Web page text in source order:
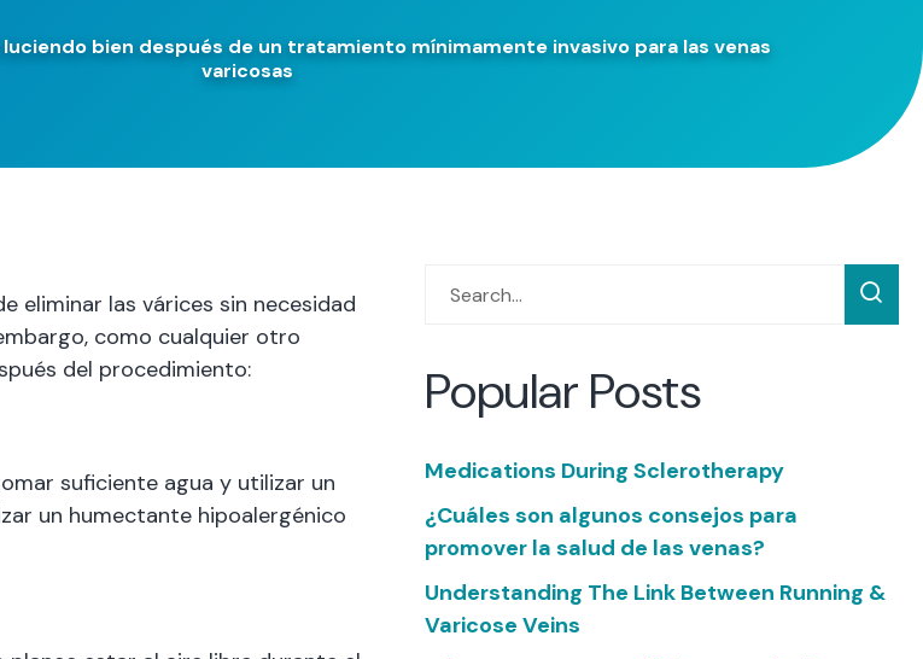
bien después de un tratamiento mínimamente invasivo para las venas
varicosas
eliminar las várices sin necesidad
como cualquier otro
del procedimiento:
suficiente agua y utilizar un
un humectante hipoalergénico
Popular Posts
Medications During Sclerotherapy
¿Cuáles son algunos consejos para
promover la salud de las venas?
Understanding The Link Between Running &
Varicose Veins